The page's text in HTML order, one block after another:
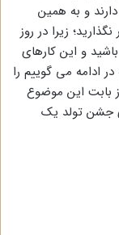
1 سالگی اهمیت دارند و به همین
زیرا در روز
و این کارهای
ادامه می گوییم را
بابت این موضوع
جشن تولد یک